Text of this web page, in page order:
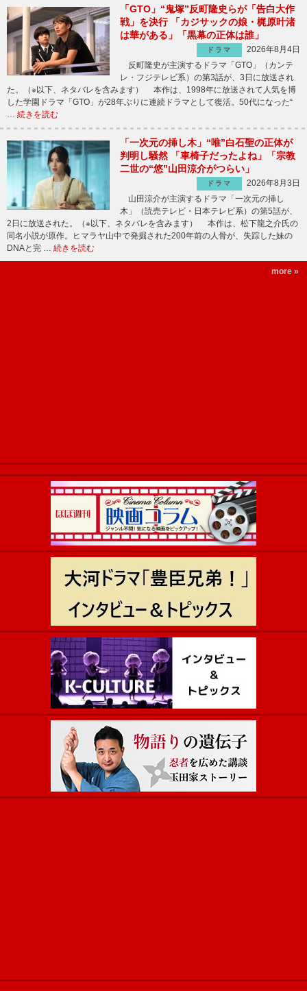
「GTO」“鬼塚”反町隆史らが「告白大作
戦」を決行 「カジサックの娘・梶原叶渚
は華がある」「黒幕の正体は誰」
ドラマ
2026年8月4日
反町隆史が主演するドラマ「GTO」（カンテ
レ・フジテレビ系）の第3話が、3日に放送され
た。（※以下、ネタバレを含みます） 本作は、1998年に放送されて人気を博
した学園ドラマ「GTO」が28年ぶりに連続ドラマとして復活。50代になった“
… 続きを読む
「一次元の挿し木」“唯”白石聖の正体が
判明し騒然 「車椅子だったよね」「宗教
二世の“悠”山田涼介がつらい」
ドラマ
2026年8月3日
山田涼介が主演するドラマ「一次元の挿し
木」（読売テレビ・日本テレビ系）の第5話が、
2日に放送された。（※以下、ネタバレを含みます） 本作は、松下龍之介氏の
同名小説が原作。ヒマラヤ山中で発掘された200年前の人骨が、失踪した妹の
DNAと完 … 続きを読む
more »